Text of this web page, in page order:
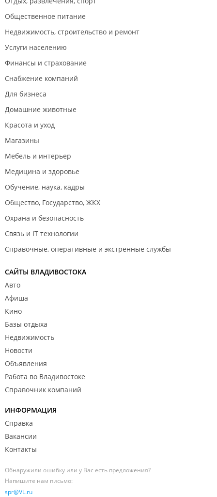
Общественное питание
Недвижимость, строительство и ремонт
Услуги населению
Финансы и страхование
Снабжение компаний
Для бизнеса
Домашние животные
Красота и уход
Магазины
Мебель и интерьер
Медицина и здоровье
Обучение, наука, кадры
Общество, Государство, ЖКХ
Охрана и безопасность
Связь и IT технологии
Справочные, оперативные и экстренные службы
САЙТЫ ВЛАДИВОСТОКА
Авто
Афиша
Кино
Базы отдыха
Недвижимость
Новости
Объявления
Работа во Владивостоке
Справочник компаний
ИНФОРМАЦИЯ
Справка
Вакансии
Контакты
Обнаружили ошибку или у Вас есть предложения?
Напишите нам письмо:
spr@VL.ru